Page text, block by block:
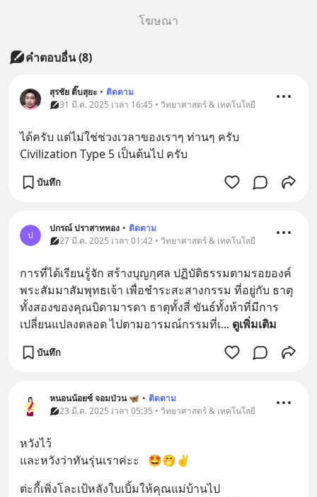
โฆษณา
คำตอบอื่น(8)
สุรชัย ติ๊บสุยะ • ติดตาม
31 มี.ค. 2025 เวลา 16:45 • วิทยาศาสตร์ & เทคโนโลยี
ได้ครับ แต่ไม่ใช่ช่วงเวลาของเราๆ ท่านๆ ครับ
Civilization Type 5 เป็นต้นไป ครับ
บันทึก
ป
ปกรณ์ ปราสาททอง • ติดตาม
27 มี.ค. 2025 เวลา 01:42 • วิทยาศาสตร์ & เทคโนโลยี
การที่ได้เรียนรู้จัก สร้างบุญกุศล ปฏิบัติธรรมตามรอยองค์
พระสัมมาสัมพุทธเจ้า เพื่อชำระสะสางกรรม ที่อยู่กับ ธาตุ
ทั้งสองของคุณบิดามารดา ธาตุทั้งสี่ ขันธ์ทั้งห้าที่มีการ
เปลี่ยนแปลงตลอด ไปตามอารมณ์กรรมที่เ... ดูเพิ่มเติม
บันทึก
หนอนน้อยซ์ จอมป่วน 🦋 • ติดตาม
23 มี.ค. 2025 เวลา 05:35 • วิทยาศาสตร์ & เทคโนโลยี
หวังไว้
และหวังว่าทันรุ่นเราค่ะะ   🤩🤭✌️
ต่ะกี้เพิ่งโละเป้หลังใบเบิ้มให้คุณแม่บ้านไป